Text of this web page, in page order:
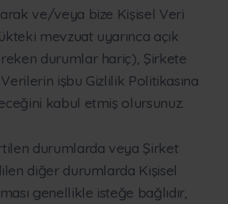
ve/veya bize Kişisel Veri
mevzuat uyarınca açık
durumlar hariç), Şirkete
Verilerin işbu Gizlilik Politikasına
kabul etmiş olursunuz.
durumlarda veya Şirket
diğer durumlarda Kişisel
genellikle isteğe bağlıdır,